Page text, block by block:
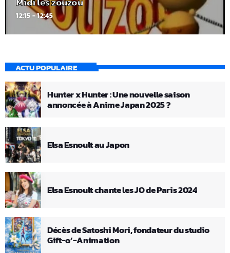
12:15 - 12:45
ACTU POPULAIRE
Hunter x Hunter : Une nouvelle saison
annoncée à Anime Japan 2025 ?
Elsa Esnoult au Japon
Elsa Esnoult chante les JO de Paris 2024
Décès de Satoshi Mori, fondateur du studio
Gift-o’-Animation